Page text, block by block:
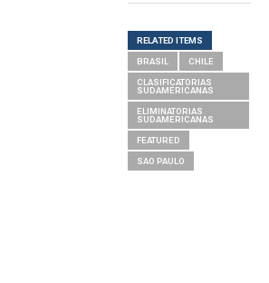
RELATED ITEMS
BRASIL CHILE
CLASIFICATORIAS
SUDAMERICANAS
ELIMINATORIAS
SUDAMERICANAS
FEATURED
SAO PAULO